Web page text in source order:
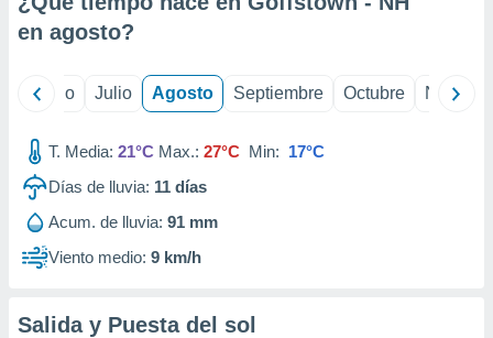
e
publicidad
publicidad
de
en agosto?
Junio Julio Agosto Septiembre Octubre
T. Media: 21°C Max.: 27°C Min: 17°C
Días de lluvia: 11 días
Acum. de lluvia: 91 mm
Viento medio: 9 km/h
Salida y Puesta del sol